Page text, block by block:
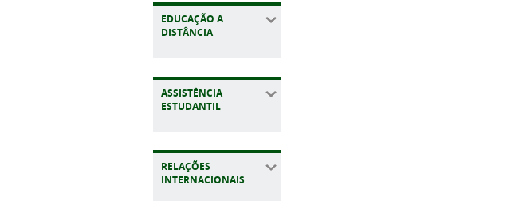
EDUCAÇÃO A
DISTÂNCIA
ASSISTÊNCIA
ESTUDANTIL
RELAÇÕES
INTERNACIONAIS